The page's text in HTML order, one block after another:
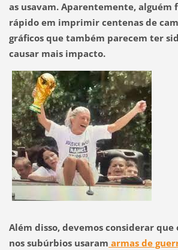
as usavam. Aparentemente, alguém
rápido em imprimir centenas de
gráficos que também parecem ter
causar mais impacto.
Além disso, devemos considerar
nos subúrbios usaram armas de